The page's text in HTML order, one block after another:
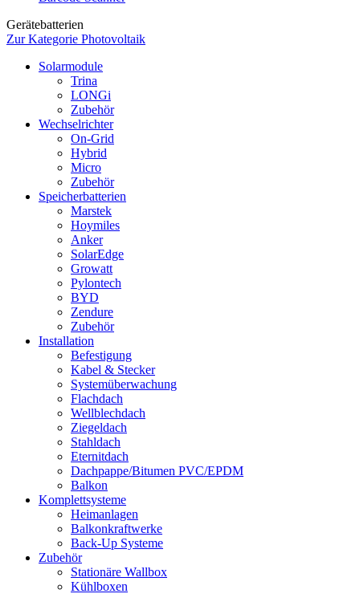
Gerätebatterien
Zur Kategorie Photovoltaik
Solarmodule
Trina
LONGi
Zubehör
Wechselrichter
On-Grid
Hybrid
Micro
Zubehör
Speicherbatterien
Marstek
Hoymiles
Anker
SolarEdge
Growatt
Pylontech
BYD
Zendure
Zubehör
Installation
Befestigung
Kabel & Stecker
Systemüberwachung
Flachdach
Wellblechdach
Ziegeldach
Stahldach
Eternitdach
Dachpappe/Bitumen PVC/EPDM
Balkon
Komplettsysteme
Heimanlagen
Balkonkraftwerke
Back-Up Systeme
Zubehör
Stationäre Wallbox
Kühlboxen